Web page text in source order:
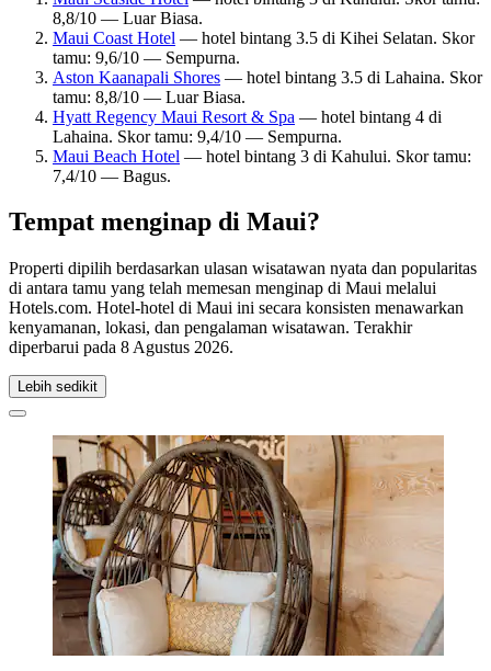
8,8/10 — Luar Biasa.
Maui Coast Hotel — hotel bintang 3.5 di Kihei Selatan. Skor
tamu: 9,6/10 — Sempurna.
Aston Kaanapali Shores — hotel bintang 3.5 di Lahaina. Skor
tamu: 8,8/10 — Luar Biasa.
Hyatt Regency Maui Resort & Spa — hotel bintang 4 di
Lahaina. Skor tamu: 9,4/10 — Sempurna.
Maui Beach Hotel — hotel bintang 3 di Kahului. Skor tamu:
7,4/10 — Bagus.
Tempat menginap di Maui?
Properti dipilih berdasarkan ulasan wisatawan nyata dan popularitas
di antara tamu yang telah memesan menginap di Maui melalui
Hotels.com. Hotel-hotel di Maui ini secara konsisten menawarkan
kenyamanan, lokasi, dan pengalaman wisatawan. Terakhir
diperbarui pada 8 Agustus 2026.
Lebih sedikit